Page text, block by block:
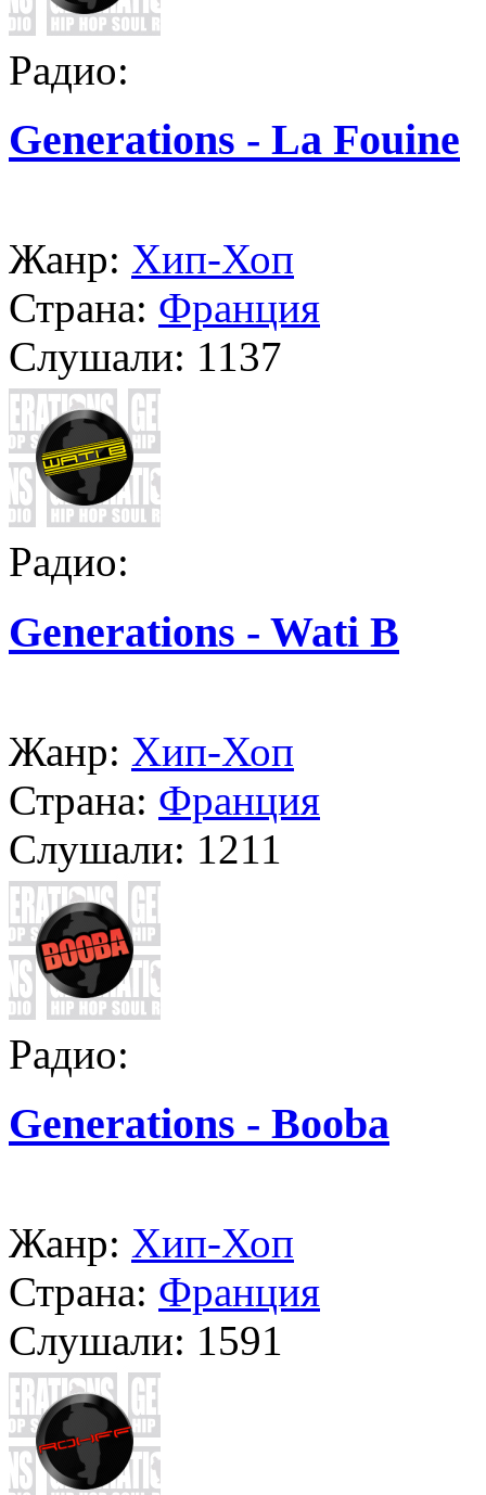
Радио:
Generations - La Fouine
Жанр: Хип-Хоп
Страна: Франция
Слушали: 1137
Радио:
Generations - Wati B
Жанр: Хип-Хоп
Страна: Франция
Слушали: 1211
Радио:
Generations - Booba
Жанр: Хип-Хоп
Страна: Франция
Слушали: 1591